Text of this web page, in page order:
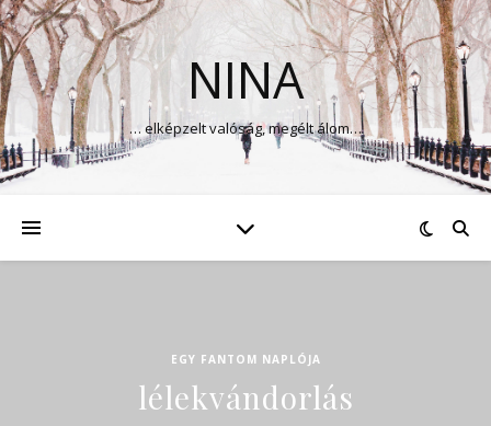
NINA
… elképzelt valóság, megélt álom…
EGY FANTOM NAPLÓJA
lélekvándorlás